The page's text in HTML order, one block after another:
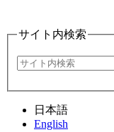
サイト内検索
日本語
English